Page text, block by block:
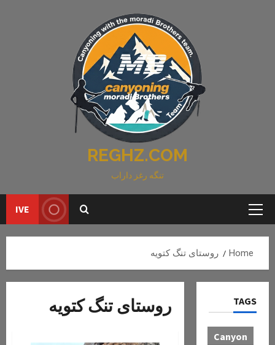
REGHZ.COM
تنگه رغز داراب
Primary
IVE
Home روستای تنگ کتویه
روستای تنگ کتویه TAGS
Canyon